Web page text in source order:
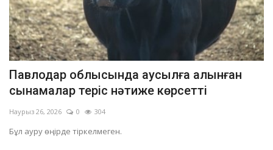
Павлодар облысында аусылға алынған
сынамалар теріс нәтиже көрсетті
Наурыз 26, 2026 0 304
Бұл ауру өңірде тіркелмеген.